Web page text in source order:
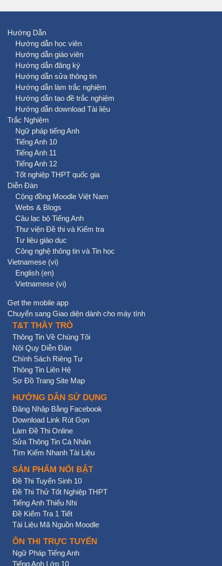
Hướng Dẫn
Hướng dẫn học viên
Hướng dẫn giáo viên
Hướng dẫn đăng ký
Hướng dẫn sửa thông tin
Hướng dẫn làm trắc nghiệm
Hướng dẫn tạo đề trắc nghiệm
Hướng dẫn download Tài liệu
Trắc Nghiệm
Ngữ pháp tiếng Anh
Tiếng Anh 10
Tiếng Anh 11
Tiếng Anh 12
Tốt nghiệp THPT quốc gia
Diễn Đàn
Cộng đồng Moodle Việt Nam
Webs & Blogs
Câu lạc bộ Tiếng Anh
Thư viện Đề thi và Kiểm tra
Tư liệu giáo dục
Công nghệ thông tin và Tin học
Vietnamese ‎(vi)‎
English ‎(en)‎
Vietnamese ‎(vi)‎
Get the mobile app
Chuyển sang Giao diện dành cho máy tính
T&T THẦY TRÒ
Thông Tin Về Chúng Tôi
Nội Quy Diễn Đàn
Chính Sách Riêng Tư
Thông Tin Liên Hệ
Sơ Đồ Trang Site Map
HƯỚNG DẪN SỬ DỤNG
Đăng Nhập Bằng Facebook
Download Link Rút Gọn
Làm Đề Thi Online
Sửa Thông Tin Cá Nhân
Tìm Kiếm Nhanh Tài Liệu
SẢN PHẨM NỔI BẬT
Đề Thi Tuyển Sinh 10
Đề Thi Thử Tốt Nghiệp THPT
Tiếng Anh Thiếu Nhi
Đề Kiểm Tra 1 Tiết
Tài Liệu Mã Nguồn Moodle
ÔN THI TRỰC TUYẾN
Ngữ Pháp Tiếng Anh
Tiếng Anh Lớp 10